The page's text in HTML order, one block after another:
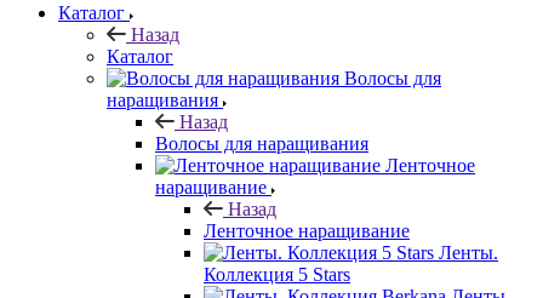
Каталог
Назад
Каталог
Волосы для
наращивания
Назад
Волосы для наращивания
Ленточное
наращивание
Назад
Ленточное наращивание
Ленты.
Коллекция 5 Stars